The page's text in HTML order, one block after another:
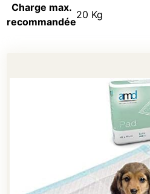
Charge max.
recommandée
20 Kg